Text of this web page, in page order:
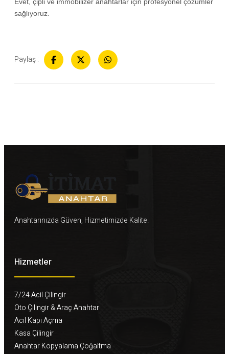
sağlıyoruz.
Paylaş :
Anahtarınızda Güven, Hizmetimizde Kalite.
Hizmetler
7/24 Acil Çilingir
Oto Çilingir & Araç Anahtar
Acil Kapı Açma
Kasa Çilingir
Anahtar Kopyalama Çoğaltma